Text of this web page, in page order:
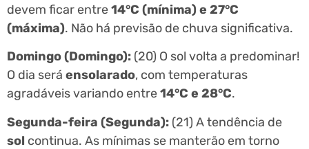
devem ficar entre14°C (mínima) e 27°C
(máxima). Não há previsão de chuva significativa.
Domingo (Domingo): (20) O sol volta a predominar!
O dia será ensolarado, com temperaturas
agradáveis variando entre14°C e 28°C.
Segunda-feira (Segunda): (21) A tendência de
sol continua. As mínimas se manterão em torno